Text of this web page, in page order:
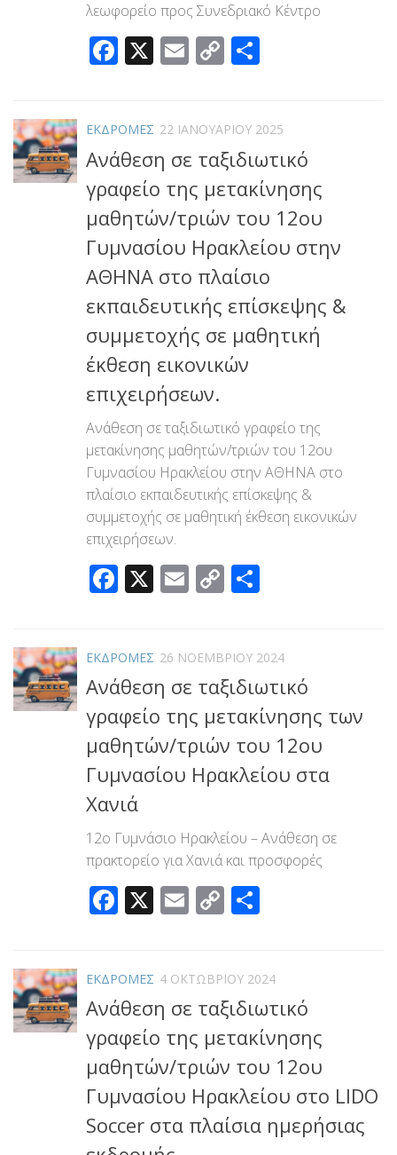
λεωφορείο προς Συνεδριακό Κέντρο
Facebook
X Email
Copy
ΕΚΔΡΟΜΕΣ 22 ΙΑΝΟΥΑΡΊΟΥ 2025
Ανάθεση σε ταξιδιωτικό
γραφείο της μετακίνησης
μαθητών/τριών του 12ου
Γυμνασίου Ηρακλείου στην
ΑΘΗΝΑ στο πλαίσιο
εκπαιδευτικής επίσκεψης &
συμμετοχής σε μαθητική
έκθεση εικονικών
επιχειρήσεων.
Ανάθεση σε ταξιδιωτικό γραφείο της
μετακίνησης μαθητών/τριών του 12ου
Γυμνασίου Ηρακλείου στην ΑΘΗΝΑ στο
πλαίσιο εκπαιδευτικής επίσκεψης &
συμμετοχής σε μαθητική έκθεση εικονικών
επιχειρήσεων.
Facebook
X Email
Copy
Link
ΕΚΔΡΟΜΕΣ 26 ΝΟΕΜΒΡΊΟΥ 2024
Ανάθεση σε ταξιδιωτικό
γραφείο της μετακίνησης των
μαθητών/τριών του 12ου
Γυμνασίου Ηρακλείου στα
Χανιά
12ο Γυμνάσιο Ηρακλείου – Ανάθεση σε
πρακτορείο για Χανιά και προσφορές
Facebook
X Email
Copy
ΕΚΔΡΟΜΕΣ 4 ΟΚΤΩΒΡΊΟΥ 2024
Ανάθεση σε ταξιδιωτικό
γραφείο της μετακίνησης
μαθητών/τριών του 12ου
Γυμνασίου Ηρακλείου στο LIDO
Soccer στα πλαίσια ημερήσιας